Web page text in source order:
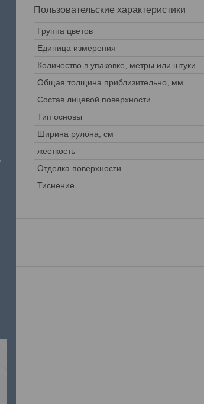
Пользовательские характеристики
Группа цветов
Единица измерения
Количество в упаковке, метры или штуки
Общая толщина приблизительно, мм
Состав лицевой поверхности
Тип основы
Ширина рулона, см
жёсткость
Отделка поверхности
Тиснение